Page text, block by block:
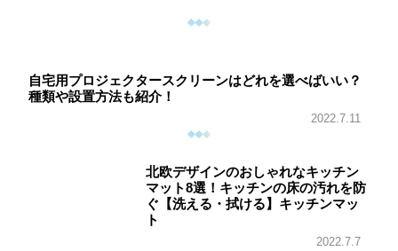
自宅用プロジェクタースクリーンはどれを選べばいい？
種類や設置方法も紹介！
2022.7.11
北欧デザインのおしゃれなキッチン
マット8選！キッチンの床の汚れを防
ぐ【洗える・拭ける】キッチンマッ
ト
2022.7.7